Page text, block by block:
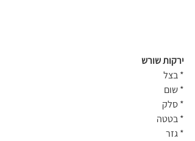
ירקות שורש
* בצל
* שום
* סלק
* בטטה
* גזר